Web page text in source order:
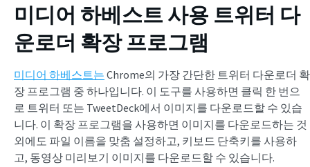
미디어 하베스트 사용 트위터 다
운로더 확장 프로그램
미디어 하베스트는 Chrome의 가장 간단한 트위터 다운로더 확
장 프로그램 중 하나입니다. 이 도구를 사용하면 클릭 한 번으
로 트위터 또는 TweetDeck에서 이미지를 다운로드할 수 있습
니다. 이 확장 프로그램을 사용하면 이미지를 다운로드하는 것
외에도 파일 이름을 맞춤 설정하고, 키보드 단축키를 사용하
고, 동영상 미리보기 이미지를 다운로드할 수 있습니다.